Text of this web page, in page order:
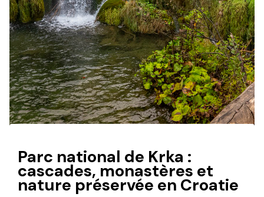
Parc national de Krka :
cascades, monastères et
nature préservée en Croatie